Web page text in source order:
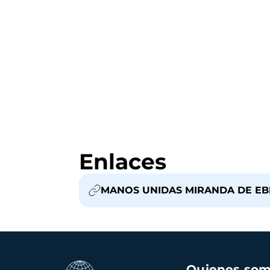
Enlaces
MANOS UNIDAS MIRANDA DE
Navegación